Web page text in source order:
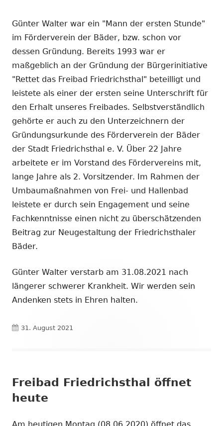
Günter Walter war ein "Mann der ersten Stunde"
im Förderverein der Bäder, bzw. schon vor
dessen Gründung. Bereits 1993 war er
maßgeblich an der Gründung der Bürgerinitiative
"Rettet das Freibad Friedrichsthal" beteilligt und
leistete als einer der ersten seine Unterschrift für
den Erhalt unseres Freibades. Selbstverständlich
gehörte er auch zu den Unterzeichnern der
Gründungsurkunde des Förderverein der Bäder
der Stadt Friedrichsthal e. V. Über 22 Jahre
arbeitete er im Vorstand des Fördervereins mit,
lange Jahre als 2. Vorsitzender. Im Rahmen der
Umbaumaßnahmen von Frei- und Hallenbad
leistete er durch sein Engagement und seine
Fachkenntnisse einen nicht zu überschätzenden
Beitrag zur Neugestaltung der Friedrichsthaler
Bäder.
Günter Walter verstarb am 31.08.2021 nach
längerer schwerer Krankheit. Wir werden sein
Andenken stets in Ehren halten.
Veröffentlicht
31. August 2021
Freibad Friedrichsthal öffnet
heute